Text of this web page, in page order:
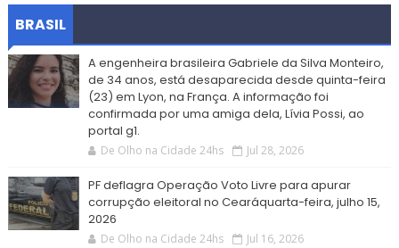
BRASIL
A engenheira brasileira Gabriele da Silva Monteiro,
de 34 anos, está desaparecida desde quinta-feira
(23) em Lyon, na França. A informação foi
confirmada por uma amiga dela, Lívia Possi, ao
portal g1.
De Olho na Cidade 24hs Jul 28, 2026
PF deflagra Operação Voto Livre para apurar
corrupção eleitoral no Cearáquarta-feira, julho 15,
2026
De Olho na Cidade 24hs Jul 16, 2026